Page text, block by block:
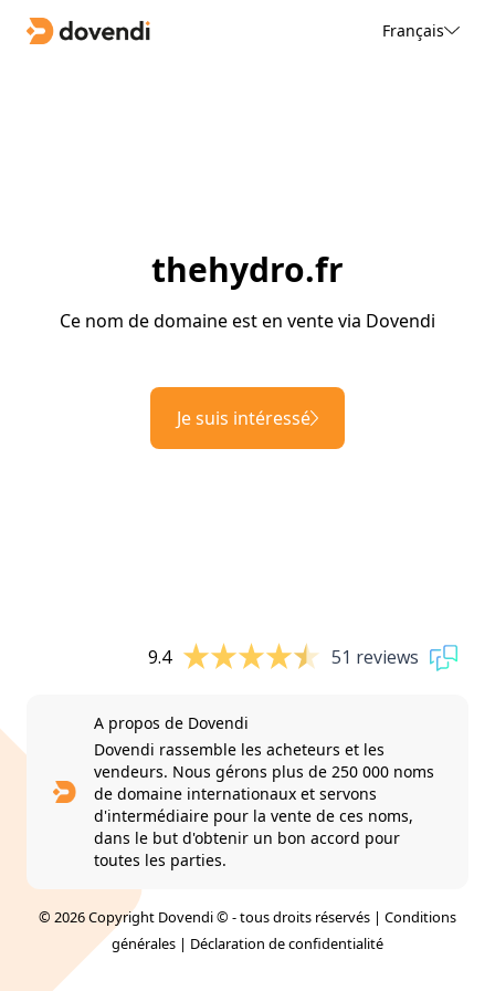
Français
thehydro.fr
Ce nom de domaine est en vente via Dovendi
Je suis intéressé
9.4 51 reviews
A propos de Dovendi
Dovendi rassemble les acheteurs et les
vendeurs. Nous gérons plus de 250 000 noms
de domaine internationaux et servons
d'intermédiaire pour la vente de ces noms,
dans le but d'obtenir un bon accord pour
toutes les parties.
© 2026 Copyright Dovendi © - tous droits réservés | Conditions
générales | Déclaration de confidentialité